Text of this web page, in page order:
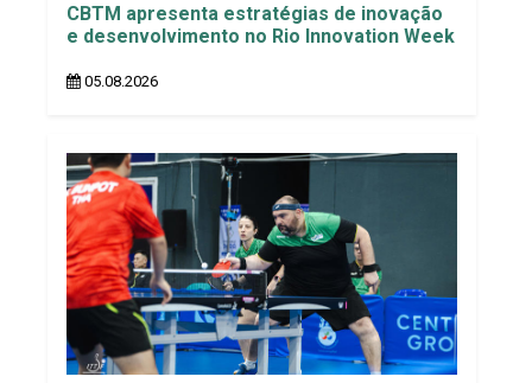
CBTM apresenta estratégias de inovação
e desenvolvimento no Rio Innovation Week
05.08.2026